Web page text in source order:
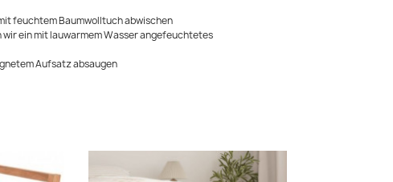
feuchtem Baumwolltuch abwischen
ein mit lauwarmem Wasser angefeuchtetes
Aufsatz absaugen